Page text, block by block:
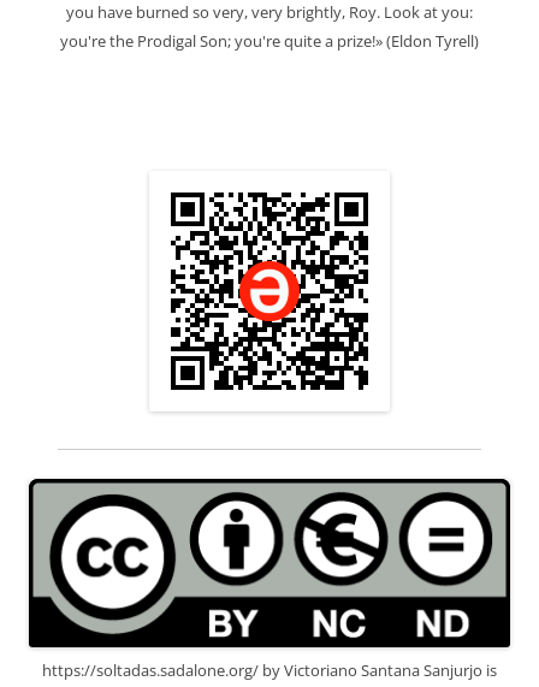
you have burned so very, very brightly, Roy. Look at you:
you're the Prodigal Son; you're quite a prize!» (Eldon Tyrell)
https://soltadas.sadalone.org/ byVictoriano Santana Sanjurjo is